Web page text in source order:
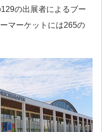
の出展者によるブー
マーケットには265の